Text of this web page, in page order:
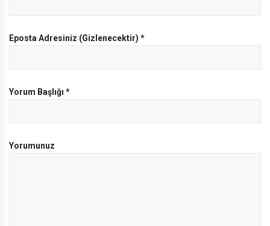
Eposta Adresiniz (Gizlenecektir) *
Yorum Başlığı *
Yorumunuz